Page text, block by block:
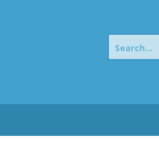
Search
for: